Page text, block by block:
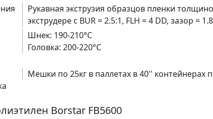
Рукавная экструзия образцов пленки
экструдере с BUR = 2.5:1, FLH = 4 DD, зазор =
Шнек: 190-210°C
Головка: 200-220°C
Мешки по 25кг в паллетах в 40'' контейнерах
Borstar FB5600